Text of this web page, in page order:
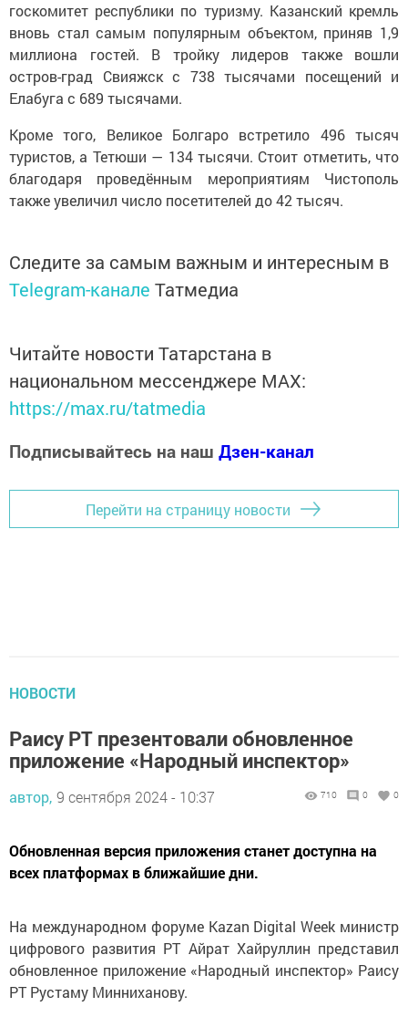
госкомитет республики по туризму. Казанский кремль
вновь стал самым популярным объектом, приняв 1,9
миллиона гостей. В тройку лидеров также вошли
остров-град Свияжск с 738 тысячами посещений и
Елабуга с 689 тысячами.
Кроме того, Великое Болгаро встретило 496 тысяч
туристов, а Тетюши — 134 тысячи. Стоит отметить, что
благодаря проведённым мероприятиям Чистополь
также увеличил число посетителей до 42 тысяч.
Следите за самым важным и интересным в
Telegram-канале Татмедиа
Читайте новости Татарстана в
национальном мессенджере MАХ:
https://max.ru/tatmedia
Подписывайтесь на наш Дзен-канал
Перейти на страницу новости
НОВОСТИ
Раису РТ презентовали обновленное
приложение «Народный инспектор»
автор, 9 сентября 2024 - 10:37 710 0 0
Обновленная версия приложения станет доступна на
всех платформах в ближайшие дни.
На международном форуме Kazan Digital Week министр
цифрового развития РТ Айрат Хайруллин представил
обновленное приложение «Народный инспектор» Раису
РТ Рустаму Минниханову.